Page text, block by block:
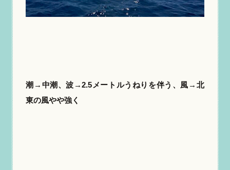
潮→中潮、波 →2.5メートルうねりを伴う、風 → 北
東の風やや強く